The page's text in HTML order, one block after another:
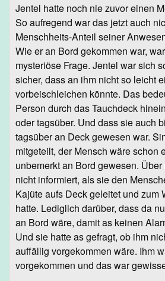
Jentel hatte noch nie zuvor einen
So aufregend war das jetzt auch
Menschheits-Anteil seiner
Wie er an Bord gekommen war,
mysteriöse Frage. Jentel war sich
sicher, dass an ihm nicht so leicht
vorbeischleichen könnte. Das
Person durch das Tauchdeck
oder tagsüber. Und dass sie auch
tagsüber an Deck gewesen war.
mitgeteilt, der Mensch wäre schon
unbemerkt an Bord gewesen.
nicht informiert, als sie den
Kajüte aufs Deck geleitet und zum
hatte. Lediglich darüber, dass da
an Bord wäre, damit as keinen
Und sie hatte as gefragt, ob ihm
auffällig vorgekommen wäre. Ihm
vorgekommen und das war